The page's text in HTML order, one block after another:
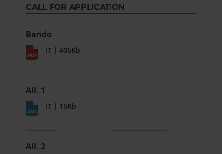
CALL FOR APPLICATION
Bando
IT | 405Kb
All. 1
IT | 15Kb
All. 2